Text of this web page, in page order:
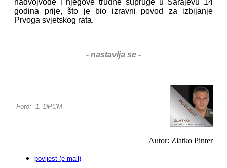
nadvojvode i njegove trudne supruge u Sarajevu 14
godina prije, što je bio izravni povod za izbijanje
Prvoga svjetskog rata.
- nastavlja se -
Foto: 1. DPCM
Autor: Zlatko Pinter
povijest (e-mail)